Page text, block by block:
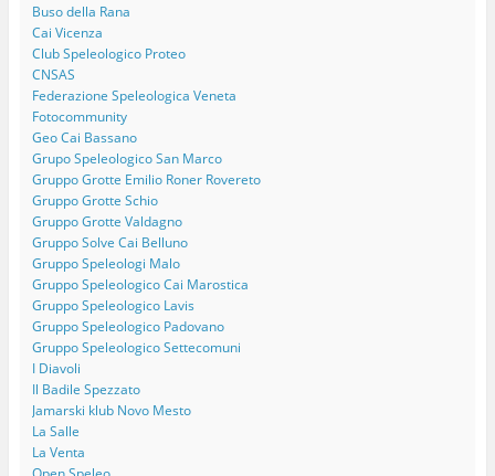
Buso della Rana
Cai Vicenza
Club Speleologico Proteo
CNSAS
Federazione Speleologica Veneta
Fotocommunity
Geo Cai Bassano
Grupo Speleologico San Marco
Gruppo Grotte Emilio Roner Rovereto
Gruppo Grotte Schio
Gruppo Grotte Valdagno
Gruppo Solve Cai Belluno
Gruppo Speleologi Malo
Gruppo Speleologico Cai Marostica
Gruppo Speleologico Lavis
Gruppo Speleologico Padovano
Gruppo Speleologico Settecomuni
I Diavoli
Il Badile Spezzato
Jamarski klub Novo Mesto
La Salle
La Venta